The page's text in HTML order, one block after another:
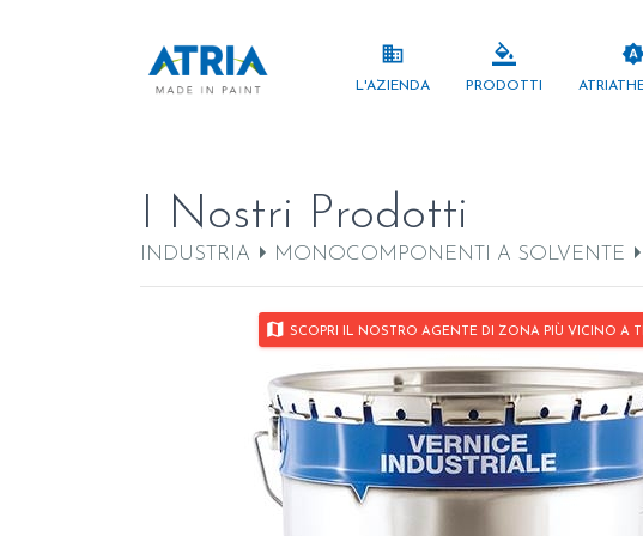
business
L'AZIENDA
format_color_fill
PRODOTTI
brightness_auto
I Nostri Prodotti
INDUSTRIA MONOCOMPONENTI A SOLVENTE
map SCOPRI IL NOSTRO AGENTE DI ZONA PIÙ VICINO A